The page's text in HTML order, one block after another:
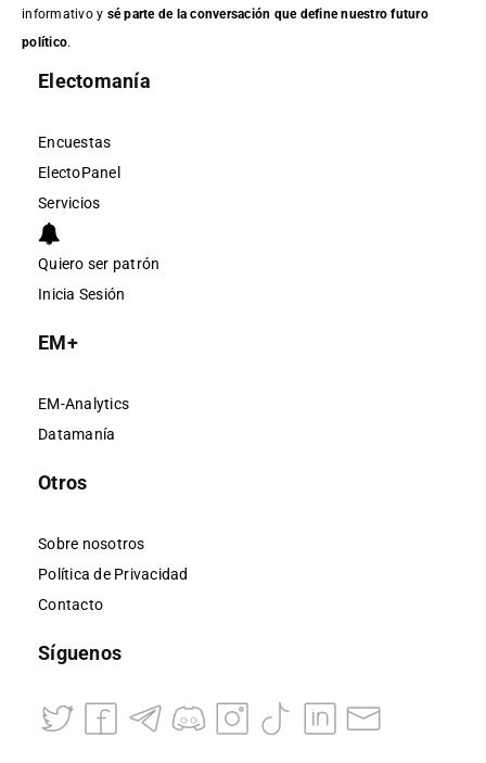
informativo y sé parte de la conversación que define nuestro futuro
político.
Electomanía
Encuestas
ElectoPanel
Servicios
Quiero ser patrón
Inicia Sesión
EM+
EM-Analytics
Datamanía
Otros
Sobre nosotros
Política de Privacidad
Contacto
Síguenos